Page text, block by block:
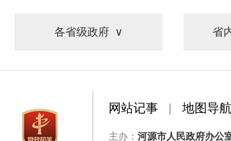
各省级政府 省
网站记事 地图导航
主办： 河源市人民政府办公